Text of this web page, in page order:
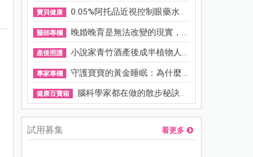
寶貝健康 0.05%阿托品近視控制眼藥水納...
醫師專欄 晚婚晚育是無法改變的現實，...
產後照護 小說家青竹酒產後成半植物人...
專家專欄 守護寶寶的黃金睡眠：為什麼...
健康百寶箱 腦科學家都在做的散步秘訣！...
試用募集 看更多